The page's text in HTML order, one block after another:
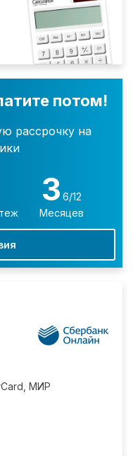
потом!
рассрочку на
3 6/12
Месяцев
МИР